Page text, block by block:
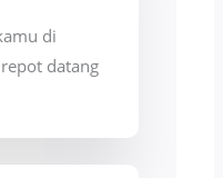
di
datang